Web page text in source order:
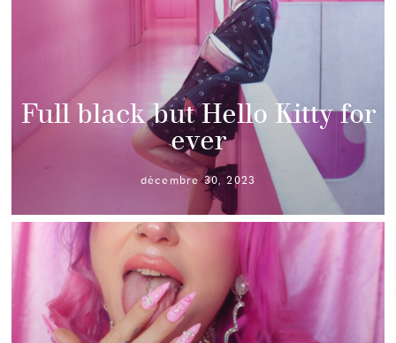
Full black but Hello Kitty for
ever
décembre 30, 2023